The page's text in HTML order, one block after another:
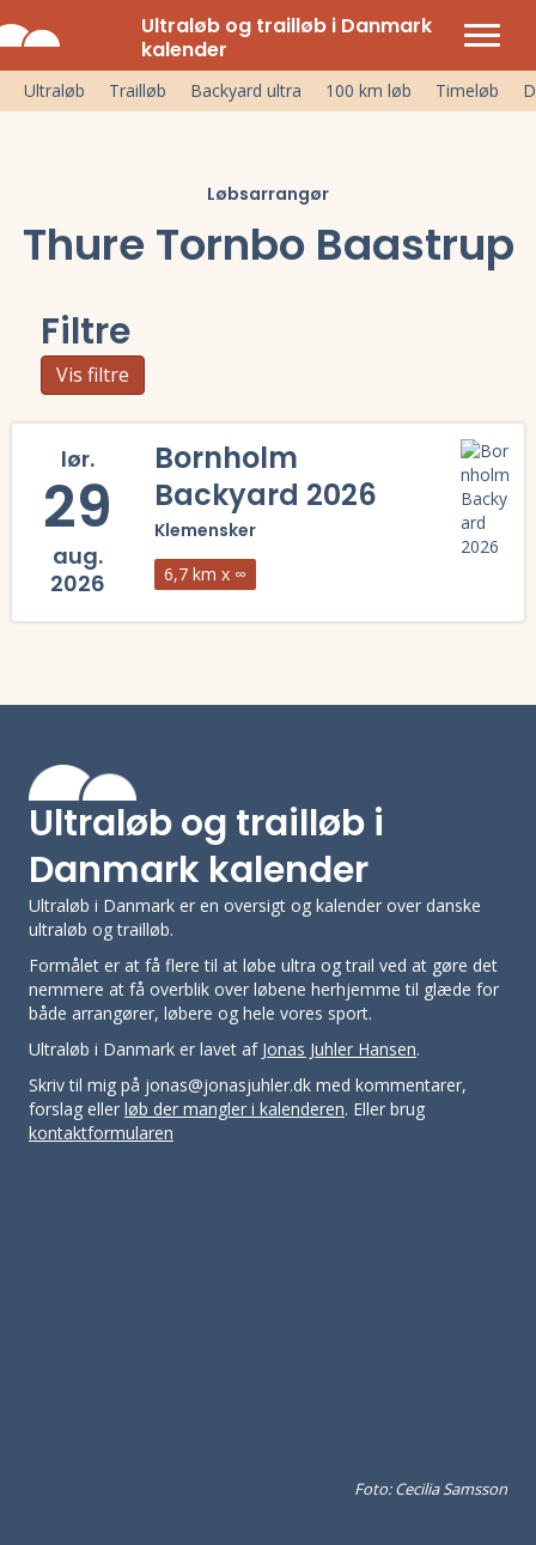
Ultraløb og trailløb i Danmark
kalender
Ultraløb Trailløb Backyard ultra 100 km løb Timeløb
Løbsarrangør
Thure Tornbo Baastrup
Filtre
Vis filtre
lør.
29
aug.
2026
Bornholm
Backyard 2026
Klemensker
6,7 km x ∞
Ultraløb og trailløb i
Danmark kalender
Ultraløb i Danmark er en oversigt og kalender over danske
ultraløb og trailløb.
Formålet er at få flere til at løbe ultra og trail ved at gøre det
nemmere at få overblik over løbene herhjemme til glæde for
både arrangører, løbere og hele vores sport.
Ultraløb i Danmark er lavet af Jonas Juhler Hansen.
Skriv til mig på jonas@jonasjuhler.dk med kommentarer,
forslag eller løb der mangler i kalenderen. Eller brug
kontaktformularen
Foto: Cecilia Samsson